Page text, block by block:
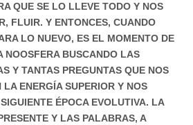
QUE SE LO LLEVE TODO Y NOS
FLUIR. Y ENTONCES, CUANDO
LO NUEVO, ES EL MOMENTO DE
NOOSFERA BUSCANDO LAS
Y TANTAS PREGUNTAS QUE NOS
ENERGÍA SUPERIOR Y NOS
ÉPOCA EVOLUTIVA. LA
Y LAS PALABRAS, A